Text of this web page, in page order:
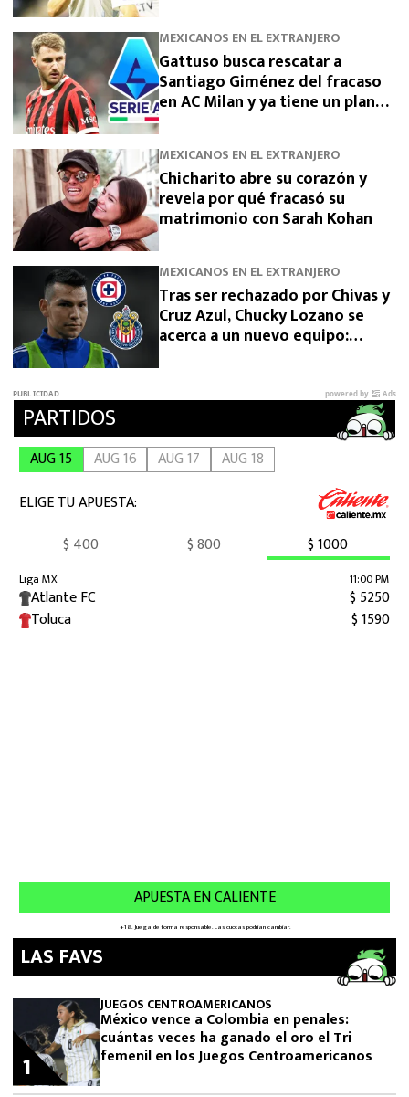
MEXICANOS EN EL EXTRANJERO
Gattuso busca rescatar a
Santiago Giménez del fracaso
en AC Milan y ya tiene un plan
MEXICANOS EN EL EXTRANJERO
Chicharito abre su corazón y
revela por qué fracasó su
matrimonio con Sarah Kohan
MEXICANOS EN EL EXTRANJERO
Tras ser rechazado por Chivas y
Cruz Azul, Chucky Lozano se
acerca a un nuevo equipo:
LAS FAVS
JUEGOS CENTROAMERICANOS
México vence a Colombia en penales:
cuántas veces ha ganado el oro el Tri
femenil en los Juegos Centroamericanos
1